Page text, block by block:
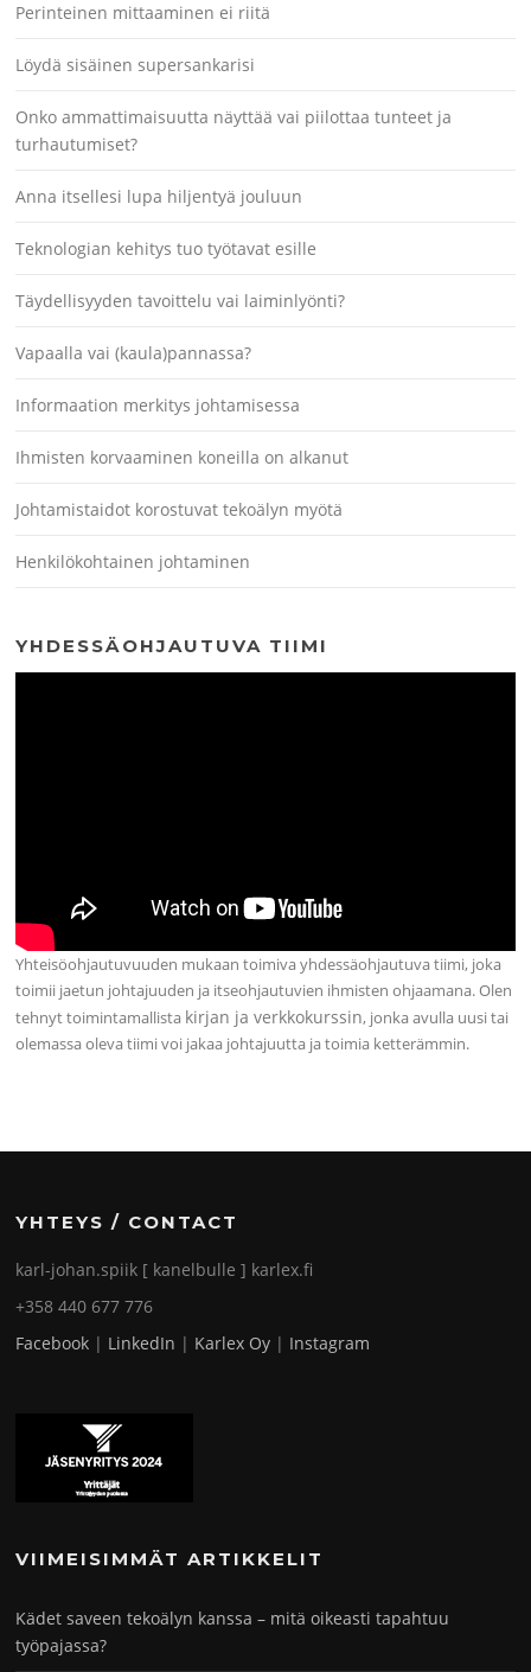
Perinteinen mittaaminen ei riitä
Löydä sisäinen supersankarisi
Onko ammattimaisuutta näyttää vai piilottaa tunteet ja
turhautumiset?
Anna itsellesi lupa hiljentyä jouluun
Teknologian kehitys tuo työtavat esille
Täydellisyyden tavoittelu vai laiminlyönti?
Vapaalla vai (kaula)pannassa?
Informaation merkitys johtamisessa
Ihmisten korvaaminen koneilla on alkanut
Johtamistaidot korostuvat tekoälyn myötä
Henkilökohtainen johtaminen
YHDESSÄOHJAUTUVA TIIMI
Yhteisöohjautuvuuden mukaan toimiva yhdessäohjautuva tiimi, joka
toimii jaetun johtajuuden ja itseohjautuvien ihmisten ohjaamana. Olen
tehnyt toimintamallista kirjan ja verkkokurssin, jonka avulla uusi tai
olemassa oleva tiimi voi jakaa johtajuutta ja toimia ketterämmin.
YHTEYS / CONTACT
karl-johan.spiik [ kanelbulle ] karlex.fi
+358 440 677 776
Facebook | LinkedIn | Karlex Oy | Instagram
VIIMEISIMMÄT ARTIKKELIT
Kädet saveen tekoälyn kanssa – mitä oikeasti tapahtuu
työpajassa?